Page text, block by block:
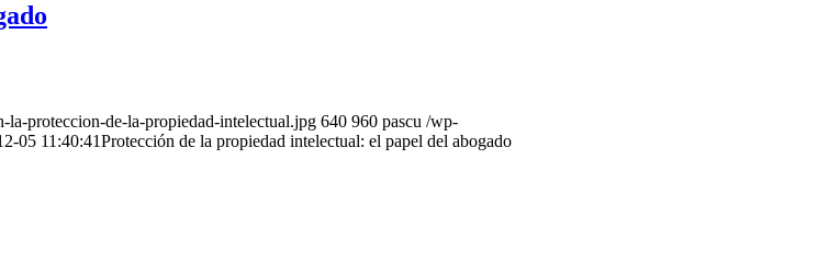
la-proteccion-de-la-propiedad-intelectual.jpg 640 960 pascu /wp-
05 11:40:41Protección de la propiedad intelectual: el papel del abogado